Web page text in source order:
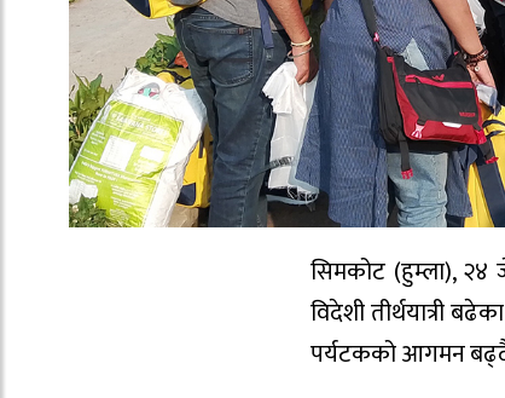
सिमकोट (हुम्ला), २४
विदेशी तीर्थयात्री
पर्यटकको आगमन